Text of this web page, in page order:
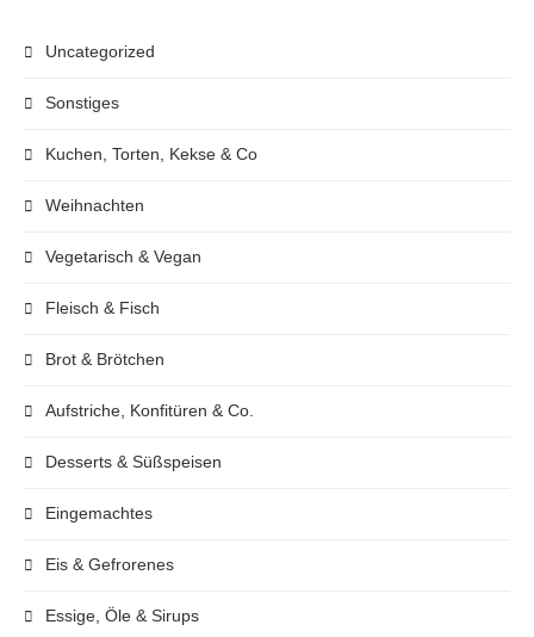
Uncategorized
Sonstiges
Kuchen, Torten, Kekse & Co
Weihnachten
Vegetarisch & Vegan
Fleisch & Fisch
Brot & Brötchen
Aufstriche, Konfitüren & Co.
Desserts & Süßspeisen
Eingemachtes
Eis & Gefrorenes
Essige, Öle & Sirups